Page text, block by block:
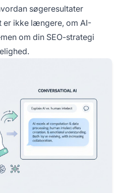
søgeresultater
er ikke længere, om AI-
om din SEO-strategi